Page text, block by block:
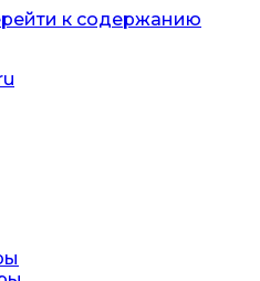
к содержанию